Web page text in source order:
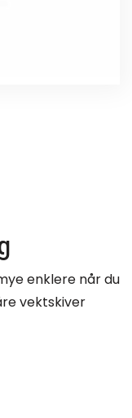
enklere når du
vektskiver